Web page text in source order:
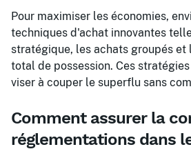
Pour maximiser les économies,
techniques d'achat innovantes
stratégique, les achats groupés et
total de possession. Ces
viser à couper le superflu sans
Comment assurer la
réglementations dans